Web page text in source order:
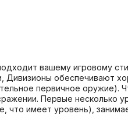
вашему игровому
Дивизионы обеспечивают
первичное оружие).
Первые
что имеет уровень),